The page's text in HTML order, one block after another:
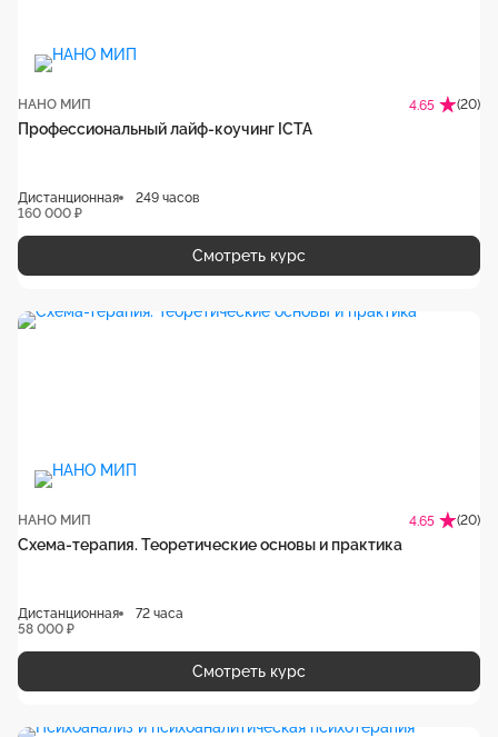
НАНО МИП 4.65 (20)
Профессиональный лайф-коучинг ICTA
Дистанционная
249 часов
160 000 ₽
Смотреть курс
НАНО МИП 4.65 (20)
Схема-терапия. Теоретические основы и практика
Дистанционная
72 часа
58 000 ₽
Смотреть курс